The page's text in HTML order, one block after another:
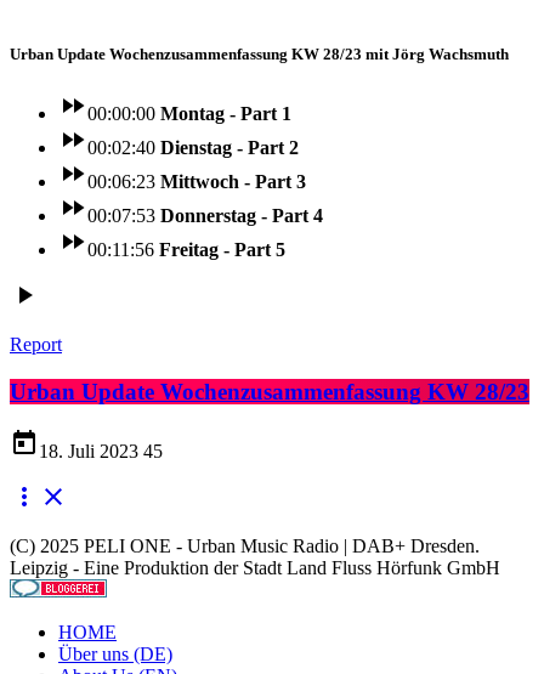
Urban Update Wochenzusammenfassung KW 28/23 mit Jörg Wachsmuth
fast_forward00:00:00 Montag - Part 1
fast_forward00:02:40 Dienstag - Part 2
fast_forward00:06:23 Mittwoch - Part 3
fast_forward00:07:53 Donnerstag - Part 4
fast_forward00:11:56 Freitag - Part 5
play_arrow
Report
Urban Update Wochenzusammenfassung KW 28/23
today 18. Juli 2023 45
more_vert close
(C) 2025 PELI ONE - Urban Music Radio | DAB+ Dresden.
Leipzig - Eine Produktion der Stadt Land Fluss Hörfunk GmbH
HOME
Über uns (DE)